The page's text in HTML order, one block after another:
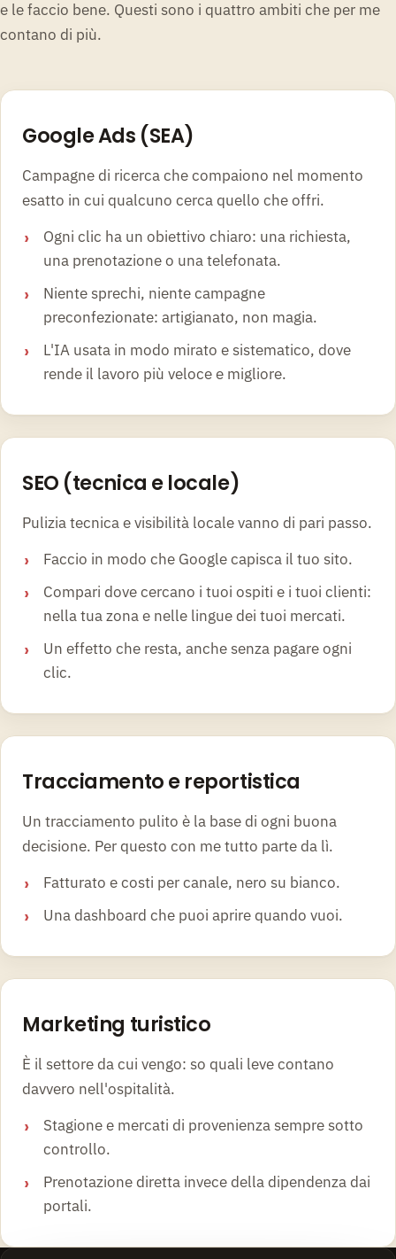
e le faccio bene. Questi sono i quattro ambiti che per me
contano di più.
1
Google Ads (SEA)
Campagne di ricerca che compaiono nel momento
esatto in cui qualcuno cerca quello che offri.
Ogni clic ha un obiettivo chiaro: una richiesta,
una prenotazione o una telefonata.
Niente sprechi, niente campagne
preconfezionate: artigianato, non magia.
L'IA usata in modo mirato e sistematico, dove
rende il lavoro più veloce e migliore.
2
SEO (tecnica e locale)
Pulizia tecnica e visibilità locale vanno di pari passo.
Faccio in modo che Google capisca il tuo sito.
Compari dove cercano i tuoi ospiti e i tuoi clienti:
nella tua zona e nelle lingue dei tuoi mercati.
Un effetto che resta, anche senza pagare ogni
clic.
3
Tracciamento e reportistica
Un tracciamento pulito è la base di ogni buona
decisione. Per questo con me tutto parte da lì.
Fatturato e costi per canale, nero su bianco.
Una dashboard che puoi aprire quando vuoi.
4
Marketing turistico
È il settore da cui vengo: so quali leve contano
davvero nell'ospitalità.
Stagione e mercati di provenienza sempre sotto
controllo.
Prenotazione diretta invece della dipendenza dai
portali.